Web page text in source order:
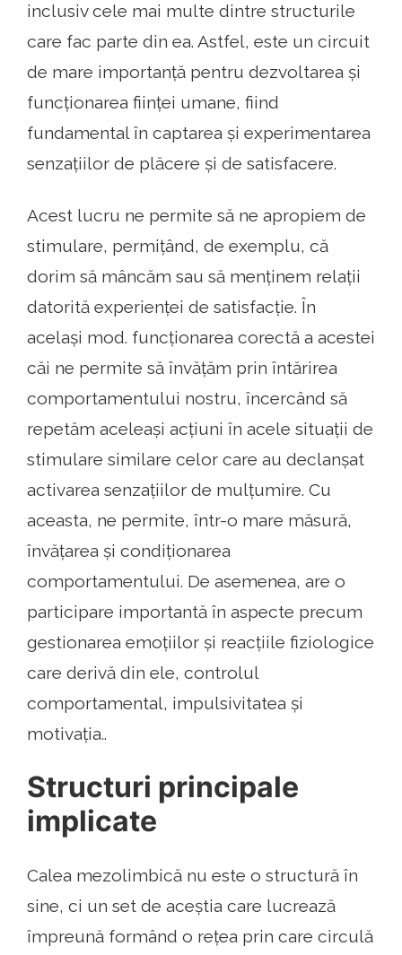
inclusiv cele mai multe dintre structurile
care fac parte din ea. Astfel, este un circuit
de mare importanță pentru dezvoltarea și
funcționarea ființei umane, fiind
fundamental în captarea și experimentarea
senzațiilor de plăcere și de satisfacere.
Acest lucru ne permite să ne apropiem de
stimulare, permițând, de exemplu, că
dorim să mâncăm sau să menținem relații
datorită experienței de satisfacție. În
același mod. funcționarea corectă a acestei
căi ne permite să învățăm prin întărirea
comportamentului nostru, încercând să
repetăm ​​aceleași acțiuni în acele situații de
stimulare similare celor care au declanșat
activarea senzațiilor de mulțumire. Cu
aceasta, ne permite, într-o mare măsură,
învățarea și condiționarea
comportamentului. De asemenea, are o
participare importantă în aspecte precum
gestionarea emoțiilor și reacțiile fiziologice
care derivă din ele, controlul
comportamental, impulsivitatea și
motivația..
Structuri principale
implicate
Calea mezolimbică nu este o structură în
sine, ci un set de aceștia care lucrează
împreună formând o rețea prin care circulă